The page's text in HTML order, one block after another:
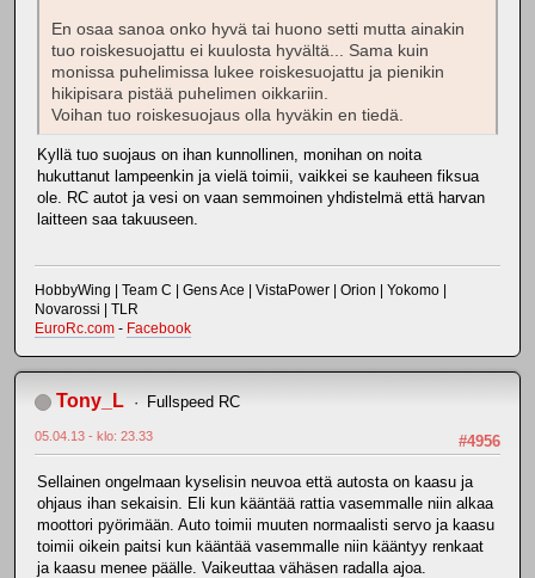
En osaa sanoa onko hyvä tai huono setti mutta ainakin
tuo roiskesuojattu ei kuulosta hyvältä... Sama kuin
monissa puhelimissa lukee roiskesuojattu ja pienikin
hikipisara pistää puhelimen oikkariin.
Voihan tuo roiskesuojaus olla hyväkin en tiedä.
Kyllä tuo suojaus on ihan kunnollinen, monihan on noita
hukuttanut lampeenkin ja vielä toimii, vaikkei se kauheen fiksua
ole. RC autot ja vesi on vaan semmoinen yhdistelmä että harvan
laitteen saa takuuseen.
HobbyWing | Team C | Gens Ace | VistaPower | Orion | Yokomo |
Novarossi | TLR
EuroRc.com - Facebook
Tony_L Fullspeed RC
#4956
05.04.13 - klo: 23.33
Sellainen ongelmaan kyselisin neuvoa että autosta on kaasu ja
ohjaus ihan sekaisin. Eli kun kääntää rattia vasemmalle niin alkaa
moottori pyörimään. Auto toimii muuten normaalisti servo ja kaasu
toimii oikein paitsi kun kääntää vasemmalle niin kääntyy renkaat
ja kaasu menee päälle. Vaikeuttaa vähäsen radalla ajoa.